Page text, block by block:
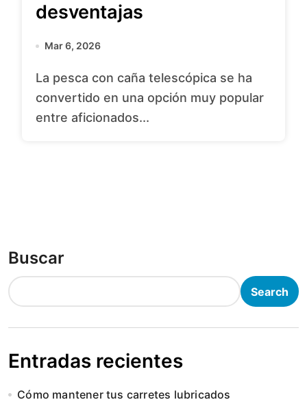
desventajas
Mar 6, 2026
La pesca con caña telescópica se ha
convertido en una opción muy popular
entre aficionados...
Buscar
Search
Entradas recientes
Cómo mantener tus carretes lubricados